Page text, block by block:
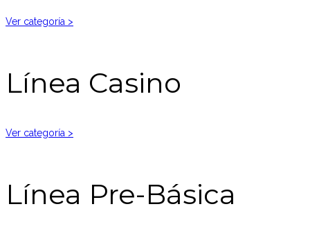
Ver categoría >
Línea Casino
Ver categoría >
Línea Pre-Básica